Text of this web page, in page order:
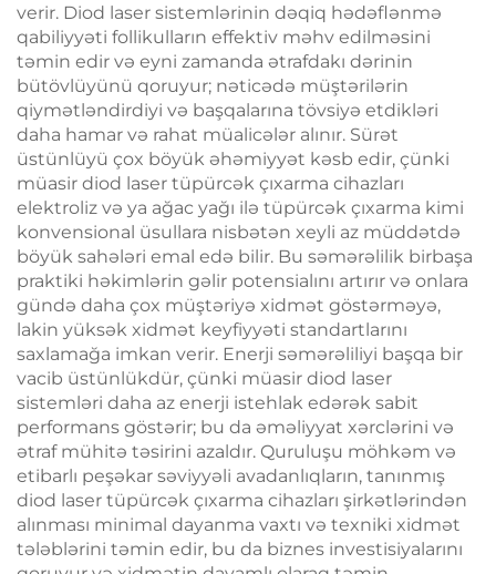
verir. Diod laser sistemlərinin dəqiq hədəflənmə
qabiliyyəti follikulların effektiv məhv edilməsini
təmin edir və eyni zamanda ətrafdakı dərinin
bütövlüyünü qoruyur; nəticədə müştərilərin
qiymətləndirdiyi və başqalarına tövsiyə etdikləri
daha hamar və rahat müalicələr alınır. Sürət
üstünlüyü çox böyük əhəmiyyət kəsb edir, çünki
müasir diod laser tüpürcək çıxarma cihazları
elektroliz və ya ağac yağı ilə tüpürcək çıxarma kimi
konvensional üsullara nisbətən xeyli az müddətdə
böyük sahələri emal edə bilir. Bu səmərəlilik birbaşa
praktiki həkimlərin gəlir potensialını artırır və onlara
gündə daha çox müştəriyə xidmət göstərməyə,
lakin yüksək xidmət keyfiyyəti standartlarını
saxlamağa imkan verir. Enerji səmərəliliyi başqa bir
vacib üstünlükdür, çünki müasir diod laser
sistemləri daha az enerji istehlak edərək sabit
performans göstərir; bu da əməliyyat xərclərini və
ətraf mühitə təsirini azaldır. Quruluşu möhkəm və
etibarlı peşəkar səviyyəli avadanlıqların, tanınmış
diod laser tüpürcək çıxarma cihazları şirkətlərindən
alınması minimal dayanma vaxtı və texniki xidmət
tələblərini təmin edir, bu da biznes investisiyalarını